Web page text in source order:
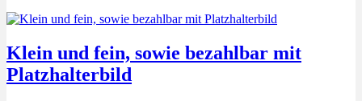
Klein und fein, sowie bezahlbar mit
Platzhalterbild